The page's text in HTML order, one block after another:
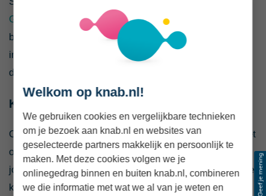
Garantie
, dan betaal je een eenmalige
borgtochtprovisie. Dit bedrag wordt meestal direct
ingehouden op het hypotheekbedrag en zie je terug op
de afrekening.
Kosten levering
Onder ‘kosten levering’ vallen de notariskosten voor het
opmaken van de leveringsakte en de inschrijving van
jou als eigenaar bij het Kadaster. Ook de btw over deze
kosten staat hier vermeld.
Welkom op knab.nl!
We gebruiken cookies en vergelijkbare technieken
om je bezoek aan knab.nl en websites van
geselecteerde partners makkelijk en persoonlijk te
maken. Met deze cookies volgen we je
onlinegedrag binnen en buiten knab.nl, combineren
we die informatie met wat we al van je weten en